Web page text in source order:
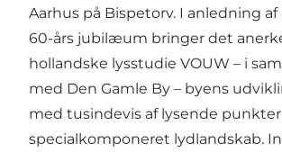
Aarhus på Bispetorv. I anledning
60-års jubilæum bringer det
hollandske lysstudie VOUW – i
med Den Gamle By – byens
med tusindevis af lysende
specialkomponeret lydlandskab.